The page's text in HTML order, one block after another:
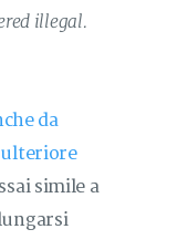
illegal.
da
ulteriore
simile a